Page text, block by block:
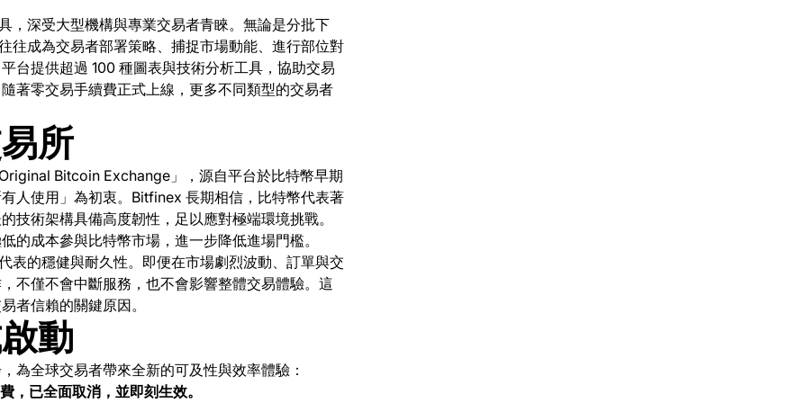
，深受大型機構與專業交易者青睞。無論是分批下
往成為交易者部署策略、捕捉市場動能、進行部位對
台提供超過 100 種圖表與技術分析工具，協助交易
著零交易手續費正式上線，更多不同類型的交易者
所
Bitcoin Exchange」，源自平台於比特幣早期
人使用」為初衷。Bitfinex 長期相信，比特幣代表著
技術架構具備高度韌性，足以應對極端環境挑戰。
的成本參與比特幣市場，進一步降低進場門檻。
表的穩健與耐久性。即便在市場劇烈波動、訂單與交
不僅不會中斷服務，也不會影響整體交易體驗。這
者信賴的關鍵原因。
動
為全球交易者帶來全新的可及性與效率體驗：
已全面取消，並即刻生效。